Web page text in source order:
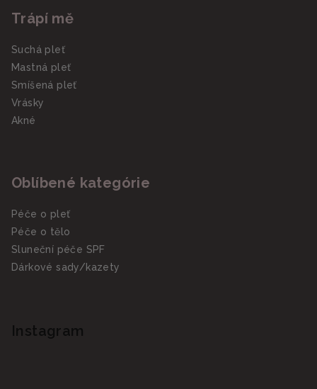
Trápí mě
Suchá pleť
Mastná pleť
Smíšená pleť
Vrásky
Akné
Oblíbené kategórie
Péče o pleť
Péče o tělo
Sluneční péče SPF
Dárkové sady/kazety
Instagram